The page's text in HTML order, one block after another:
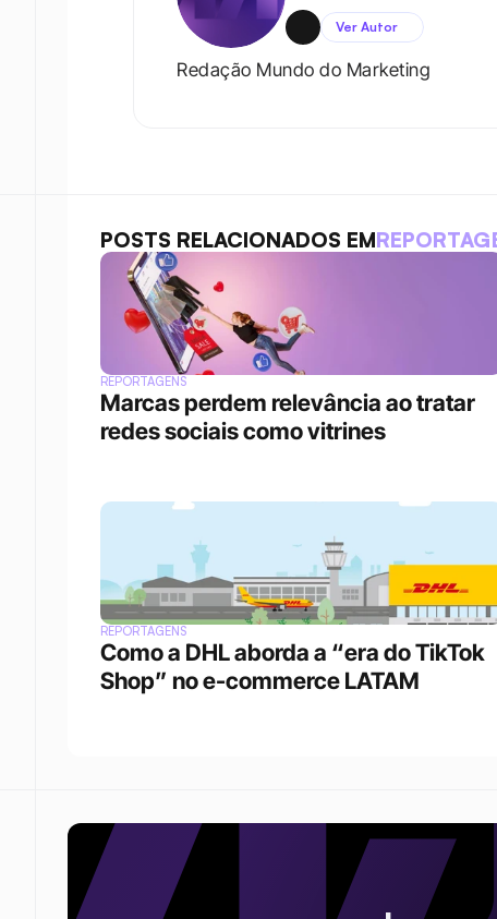
Ver Autor
Redação Mundo do Marketing
POSTS RELACIONADOS EM
REPORTAGENS
Marcas perdem relevância ao tratar
redes sociais como vitrines
REPORTAGENS
Como a DHL aborda a “era do TikTok
Shop” no e-commerce LATAM